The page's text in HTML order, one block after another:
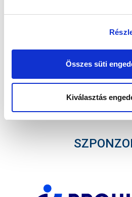
Összes süti
Kiválasztás
Elfogadom az